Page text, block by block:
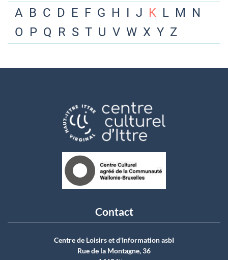
A B C D E F G H I J K L M N
O P Q R S T U V W X Y Z
Contact
Centre de Loisirs et d'Information asbI
Rue de la Montagne, 36